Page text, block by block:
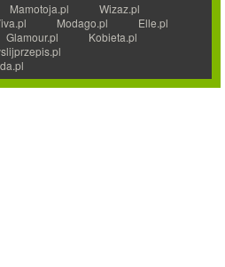
Mamotoja.pl
Wizaz.pl
Modago.pl
Elle.pl
Glamour.pl
Kobieta.pl